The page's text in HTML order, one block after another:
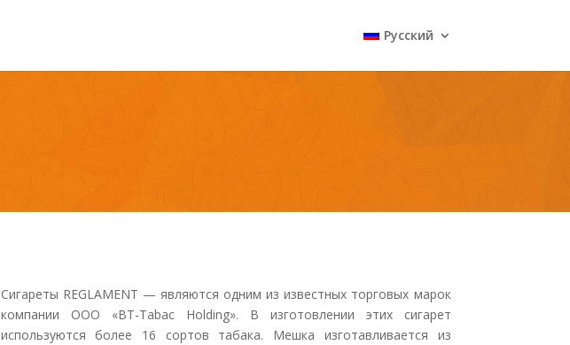
Русский
Сигареты REGLAMENT — являются одним из известных торговых марок
компании ООО «BT-Tabac Holding». В изготовлении этих сигарет
используются более 16 сортов табака. Мешка изготавливается из